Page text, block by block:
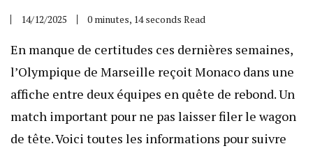
14/12/2025 0 minutes, 14 seconds Read
En manque de certitudes ces dernières semaines,
l’Olympique de Marseille reçoit Monaco dans une
affiche entre deux équipes en quête de rebond. Un
match important pour ne pas laisser filer le wagon
de tête. Voici toutes les informations pour suivre